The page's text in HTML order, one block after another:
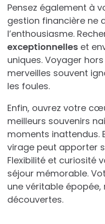
Pensez également à
gestion financière ne
l’enthousiasme.
exceptionnelles et
uniques. Voyager
merveilles souvent
les foules.
Enfin, ouvrez votre
meilleurs souvenirs
moments inattendus.
virage peut apporter
Flexibilité et curiosité
séjour mémorable.
une véritable
découvertes.